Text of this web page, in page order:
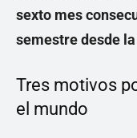
sexto mes
semestre desde
Tres motivos
el mundo